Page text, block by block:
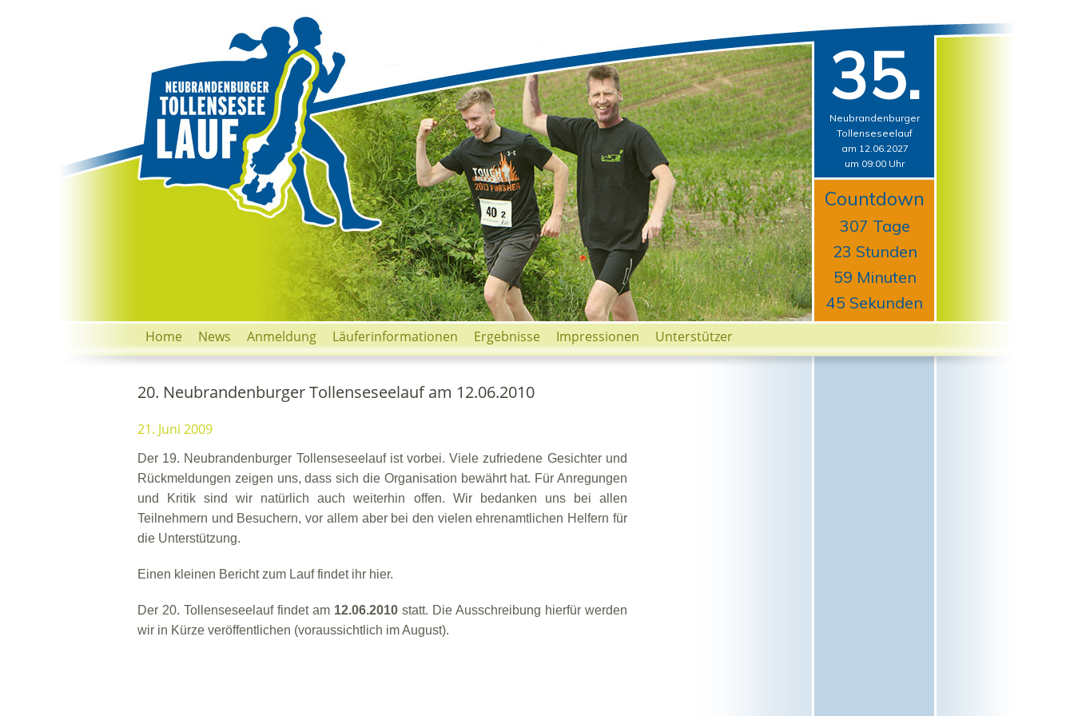
35.
Neubrandenburger
Tollenseseelauf
am 12.06.2027
um 09:00 Uhr
Countdown
307 Tage
23 Stunden
59 Minuten
44 Sekunden
Home News Anmeldung Läuferinformationen Ergebnisse Impressionen Unterstützer
20. Neubrandenburger Tollenseseelauf am 12.06.2010
21. Juni 2009
Der 19. Neubrandenburger Tollenseseelauf ist vorbei. Viele zufriedene Gesichter und
Rückmeldungen zeigen uns, dass sich die Organisation bewährt hat. Für Anregungen
und Kritik sind wir natürlich auch weiterhin offen. Wir bedanken uns bei allen
Teilnehmern und Besuchern, vor allem aber bei den vielen ehrenamtlichen Helfern für
die Unterstützung.
Einen kleinen Bericht zum Lauf findet ihr hier.
Der 20. Tollenseseelauf findet am 12.06.2010statt. Die Ausschreibung hierfür werden
wir in Kürze veröffentlichen (voraussichtlich im August).